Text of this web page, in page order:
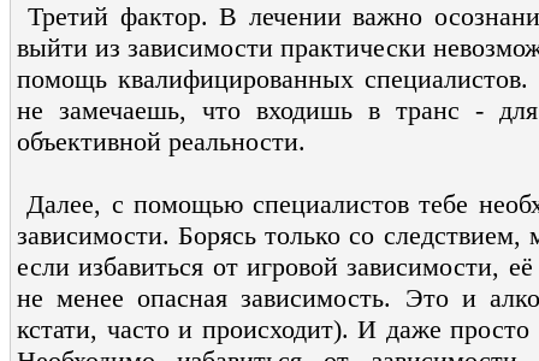
Третий фактор. В лечении важно
выйти из зависимости практически
помощь квалифицированных
не замечаешь, что входишь в транс -
объективной реальности.
Далее, с помощью специалистов тебе
зависимости. Борясь только со
если избавиться от игровой зависимости,
не менее опасная зависимость. Это и
кстати, часто и происходит). И даже